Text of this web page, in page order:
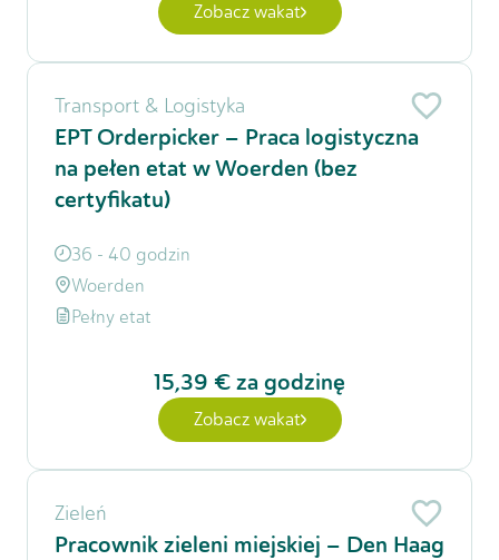
Zobacz wakat
Transport & Logistyka
EPT Orderpicker – Praca logistyczna
na pełen etat w Woerden (bez
certyfikatu)
36 - 40 godzin
Woerden
Pełny etat
15,39 €za godzinę
Zobacz wakat
Zieleń
Pracownik zieleni miejskiej – Den Haag